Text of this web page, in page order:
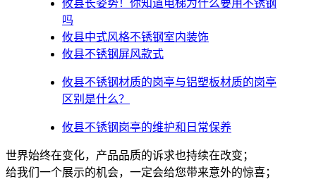
攸县​长姿势！你知道电梯为什么要用不锈钢
吗
攸县中式风格不锈钢室内装饰
攸县不锈钢屏风款式
攸县不锈钢材质的岗亭与铝塑板材质的岗亭
区别是什么？
攸县不锈钢岗亭的维护和日常保养
世界始终在变化，产品品质的诉求也持续在改变；
给我们一个展示的机会，一定会给您带来意外的惊喜；